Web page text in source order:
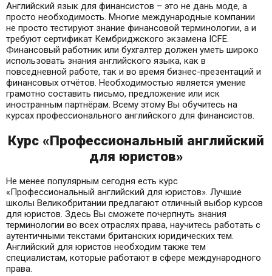
Английский язык для финансистов – это не дань моде, а
просто необходимость. Многие международные компании
не просто тестируют знание финансовой терминологии, а и
требуют сертификат Кембриджского экзамена ICFE.
Финансовый работник или бухгалтер должен уметь широко
использовать знания английского языка, как в
повседневной работе, так и во время бизнес-презентаций и
финансовых отчётов. Необходимостью является умение
грамотно составить письмо, предложение или иск
иностранным партнёрам. Всему этому Вы обучитесь на
курсах профессионального английского для финансистов.
Курс «Профессиональный английский
для юристов»
Не менее популярным сегодня есть курс
«Профессиональный английский для юристов». Лучшие
школы Великобритании предлагают отличный выбор курсов
для юристов. Здесь Вы сможете почерпнуть знания
терминологии во всех отраслях права, научитесь работать с
аутентичными текстами британских юридических тем.
Английский для юристов необходим также тем
специалистам, которые работают в сфере международного
права.